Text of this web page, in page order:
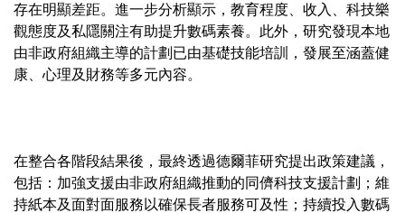
存在明顯差距。進一步分析顯示，教育程度、收入、科技樂
觀態度及私隱關注有助提升數碼素養。此外，研究發現本地
由非政府組織主導的計劃已由基礎技能培訓，發展至涵蓋健
康、心理及財務等多元內容。
在整合各階段結果後，最終透過德爾菲研究提出政策建議，
包括：加強支援由非政府組織推動的同儕科技支援計劃；維
持紙本及面對面服務以確保長者服務可及性；持續投入數碼